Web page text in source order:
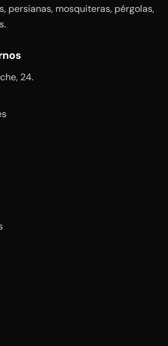
persianas, mosquiteras, pérgolas,
24.